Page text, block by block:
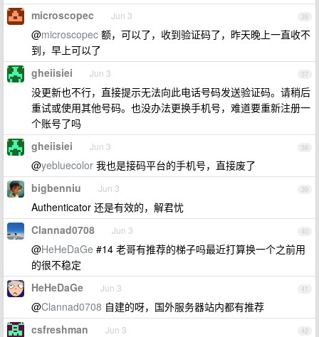
36
microscopec Jun 3
@microscopec 额，可以了，收到验证码了，昨天晚上一直收不
到，早上可以了
37
gheiisiei Jun 3
没更新也不行，直接提示无法向此电话号码发送验证码。请稍后
重试或使用其他号码。也没办法更换手机号，难道要重新注册一
个账号了吗
38
gheiisiei Jun 3
@yebluecolor 我也是接码平台的手机号，直接废了
39
bigbenniu Jun 3
Authenticator 还是有效的，解君忧
40
Clannad0708 Jun 3
@HeHeDaGe #14 老哥有推荐的梯子吗最近打算换一个之前用
的很不稳定
41
HeHeDaGe Jun 3
@Clannad0708 自建的呀，国外服务器站内都有推荐
42
csfreshman Jun 3